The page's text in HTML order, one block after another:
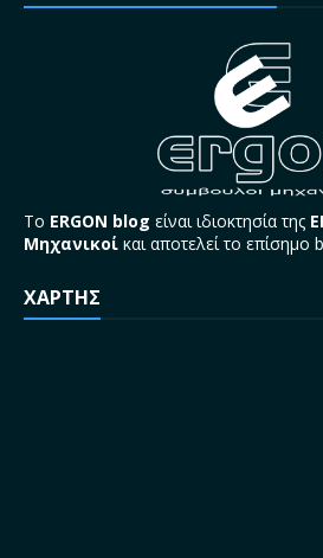
Το ERGON blog είναι ιδιοκτησία της
Μηχανικοί και αποτελεί το επίσημο
ΧΑΡΤΗΣ